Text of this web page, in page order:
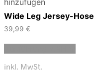
Wide Leg Jersey-Hose
39,99 €
inkl. MwSt.